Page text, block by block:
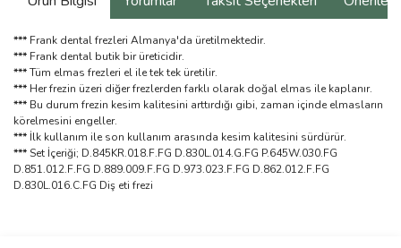
*** Frank dental frezleri Almanya'da üretilmektedir.
*** Frank dental butik bir üreticidir.
***Tüm elmas frezleri el ile tek tek üretilir.
*** Her frezin üzeri diğer frezlerden farklı olarak doğal elmas ile kaplanır.
*** Bu durum frezin kesim kalitesini arttırdığı gibi, zaman içinde elmasların
körelmesini engeller.
*** İlk kullanım ile son kullanım arasında kesim kalitesini sürdürür.
***Set İçeriği; D.845KR.018.F.FG D.830L.014.G.FG P.645W.030.FG
D.851.012.F.FG D.889.009.F.FG D.973.023.F.FG D.862.012.F.FG
D.830L.016.C.FG Diş eti frezi